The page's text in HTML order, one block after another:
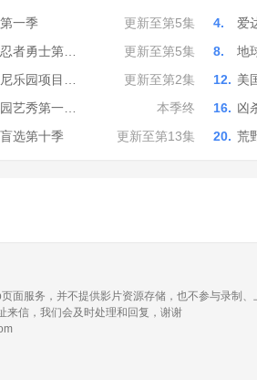
一季 更新至第5集 4. 爱
者勇士第… 更新至第5集 8. 地
乐园项目… 更新至第2集 12. 美
艺秀第一… 本季终 16. 凶
选第十季 更新至第13集 20. 荒
面服务，并不提供影片资源存储，也不参与录制、
来信，我们会及时处理和回复，谢谢